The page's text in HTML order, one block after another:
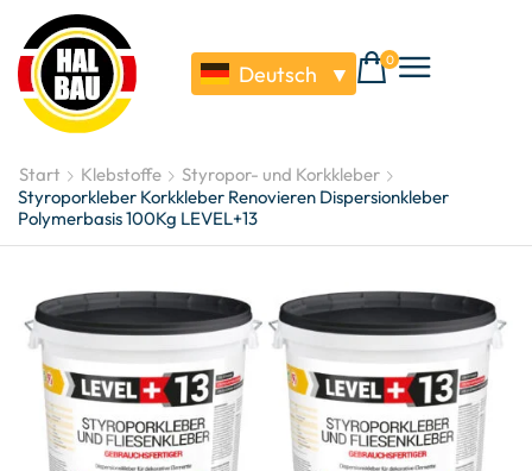
Deutsch ▼
0
Start Klebstoffe
Styropor- und Korkkleber
Styroporkleber Korkkleber Renovieren Dispersionkleber
Polymerbasis 100Kg LEVEL+13